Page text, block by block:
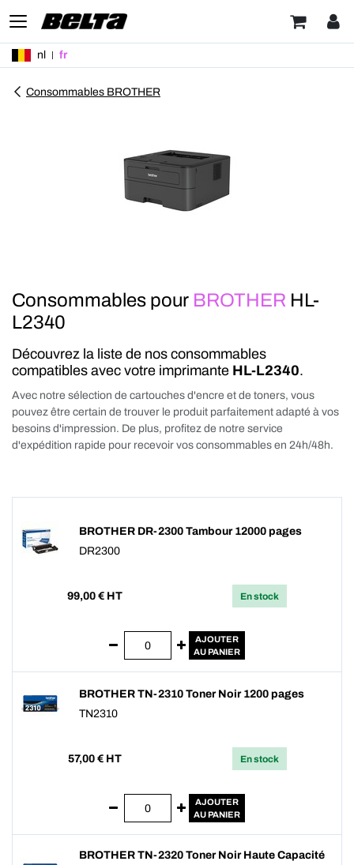
nl fr
Consommables BROTHER
Consommables pour BROTHER HL-
L2340
Découvrez la liste de nos consommables
compatibles avec votre imprimante HL-L2340.
Avec notre sélection de cartouches d'encre et de toners, vous
pouvez être certain de trouver le produit parfaitement adapté à vos
besoins d'impression. De plus, profitez de notre service
d'expédition rapide pour recevoir vos consommables en 24h/48h.
BROTHER DR-2300 Tambour 12000 pages
DR2300
99,00 € HT En stock
AJOUTER
AU PANIER
BROTHER TN-2310 Toner Noir 1200 pages
TN2310
57,00 € HT En stock
AJOUTER
AU PANIER
BROTHER TN-2320 Toner Noir Haute Capacité